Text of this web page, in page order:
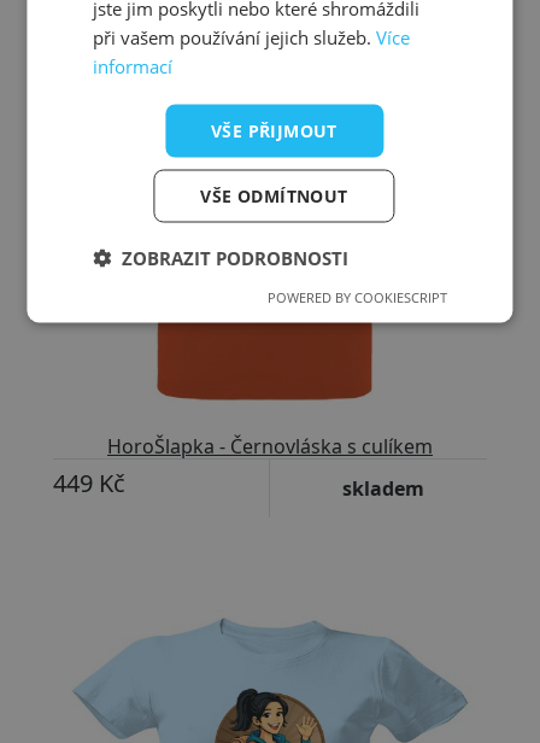
HoroŠlapka - Černovláska s culíkem
449 Kč skladem
Přizpůsobitelný motiv
jste jim poskytli nebo které shromáždili
při vašem používání jejich služeb.Více
informací
VŠE PŘIJMOUT
VŠE ODMÍTNOUT
ZOBRAZIT PODROBNOSTI
POWERED BY COOKIESCRIPT